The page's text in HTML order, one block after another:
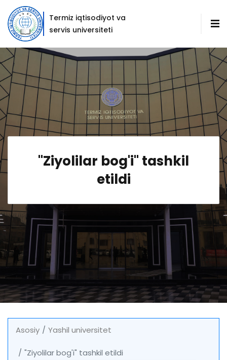
Termiz iqtisodiyot va
servis universiteti
"Ziyolilar bog'i" tashkil
etildi
Asosiy Yashil universitet
"Ziyolilar bog'i" tashkil etildi